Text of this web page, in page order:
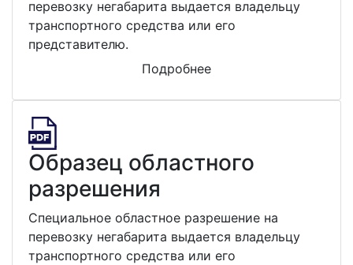
перевозку негабарита выдается владельцу
транспортного средства или его
представителю.
Подробнее
Образец областного
разрешения
Специальное областное разрешение на
перевозку негабарита выдается владельцу
транспортного средства или его